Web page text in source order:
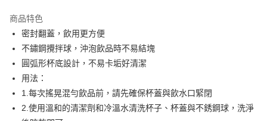
Apple Pay
悠遊付
大哥付你分期
相關說明
【大哥付你分期使用說明】
1.本服務由台灣大哥大提供，台灣大哥大用戶可立即使用無須另外申請。
AFTEE先享後付
商品特色
密封翻蓋，飲用更方便
不鏽鋼攪拌球，沖泡飲品時不易結塊
圓弧形杯底設計，不易卡垢好清潔
用法：
1.每次搖晃混勻飲品前，請先確保杯蓋與飲水口緊閉
2.使用溫和的清潔劑和冷溫水清洗杯子、杯蓋與不銹鋼球，洗淨